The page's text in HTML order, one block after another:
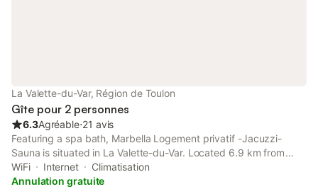
La Valette-du-Var, Région de Toulon
Gîte pour 2 personnes
6.3Agréable⋅21 avis
Featuring a spa bath, Marbella Logement privatif -Jacuzzi-
Sauna is situated in La Valette-du-Var. Located 6.9 km from
Toulon Train Station, the property provides a private beach area
and free private parking.
WiFi Internet
Climatisation
Annulation gratuite